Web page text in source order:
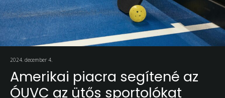
2024. december 4.
Amerikai piacra segítené az
ÓUVC az ütős sportolókat